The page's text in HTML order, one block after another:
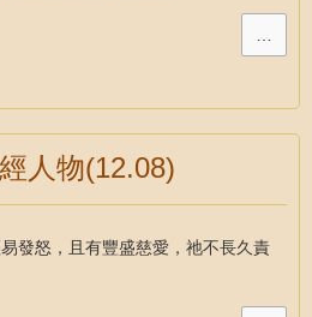
…
人物(12.08)
發怒，且有豐盛慈愛，祂不長久責